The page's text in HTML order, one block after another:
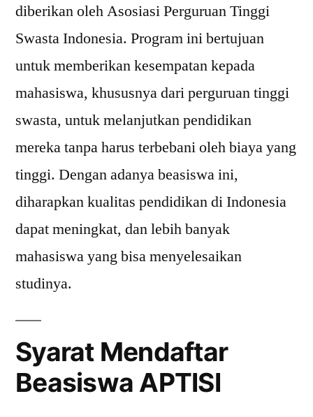
diberikan oleh Asosiasi Perguruan Tinggi
Swasta Indonesia. Program ini bertujuan
untuk memberikan kesempatan kepada
mahasiswa, khususnya dari perguruan tinggi
swasta, untuk melanjutkan pendidikan
mereka tanpa harus terbebani oleh biaya yang
tinggi. Dengan adanya beasiswa ini,
diharapkan kualitas pendidikan di Indonesia
dapat meningkat, dan lebih banyak
mahasiswa yang bisa menyelesaikan
studinya.
Syarat Mendaftar
Beasiswa APTISI